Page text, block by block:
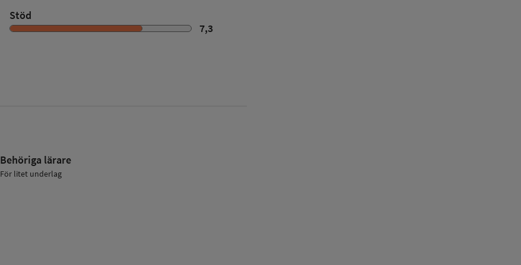
Stöd
7,3
Behöriga lärare
För litet underlag